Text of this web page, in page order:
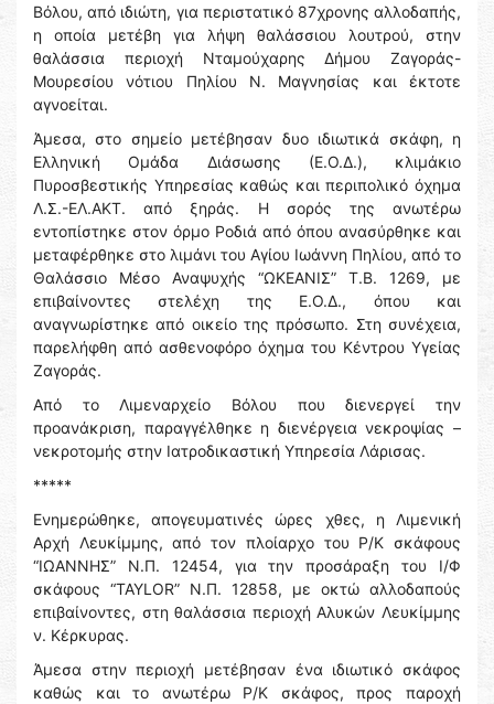
Βόλου, από ιδιώτη, για περιστατικό 87χρονης αλλοδαπής,
η οποία μετέβη για λήψη θαλάσσιου λουτρού, στην
θαλάσσια περιοχή Νταμούχαρης Δήμου Ζαγοράς-
Μουρεσίου νότιου Πηλίου Ν. Μαγνησίας και έκτοτε
αγνοείται.
Άμεσα, στο σημείο μετέβησαν δυο ιδιωτικά σκάφη, η
Ελληνική Ομάδα Διάσωσης (Ε.Ο.Δ.), κλιμάκιο
Πυροσβεστικής Υπηρεσίας καθώς και περιπολικό όχημα
Λ.Σ.-ΕΛ.ΑΚΤ. από ξηράς. Η σορός της ανωτέρω
εντοπίστηκε στον όρμο Ροδιά από όπου ανασύρθηκε και
μεταφέρθηκε στο λιμάνι του Αγίου Ιωάννη Πηλίου, από το
Θαλάσσιο Μέσο Αναψυχής “ΩΚΕΑΝΙΣ” Τ.Β. 1269, με
επιβαίνοντες στελέχη της Ε.Ο.Δ., όπου και
αναγνωρίστηκε από οικείο της πρόσωπο. Στη συνέχεια,
παρελήφθη από ασθενοφόρο όχημα του Κέντρου Υγείας
Ζαγοράς.
Από το Λιμεναρχείο Βόλου που διενεργεί την
προανάκριση, παραγγέλθηκε η διενέργεια νεκροψίας –
νεκροτομής στην Ιατροδικαστική Υπηρεσία Λάρισας.
*****
Ενημερώθηκε, απογευματινές ώρες χθες, η Λιμενική
Αρχή Λευκίμμης, από τον πλοίαρχο του Ρ/Κ σκάφους
“ΙΩΑΝΝΗΣ” Ν.Π. 12454, για την προσάραξη του Ι/Φ
σκάφους “TAYLOR” N.Π. 12858, με οκτώ αλλοδαπούς
επιβαίνοντες, στη θαλάσσια περιοχή Αλυκών Λευκίμμης
ν. Κέρκυρας.
Άμεσα στην περιοχή μετέβησαν ένα ιδιωτικό σκάφος
καθώς και το ανωτέρω Ρ/Κ σκάφος, προς παροχή